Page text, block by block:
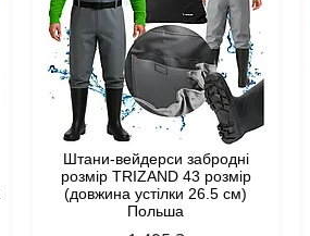
Штани-вейдерси забродні
розмір TRIZAND 43 розмір
(довжина устілки 26.5 см)
Польша